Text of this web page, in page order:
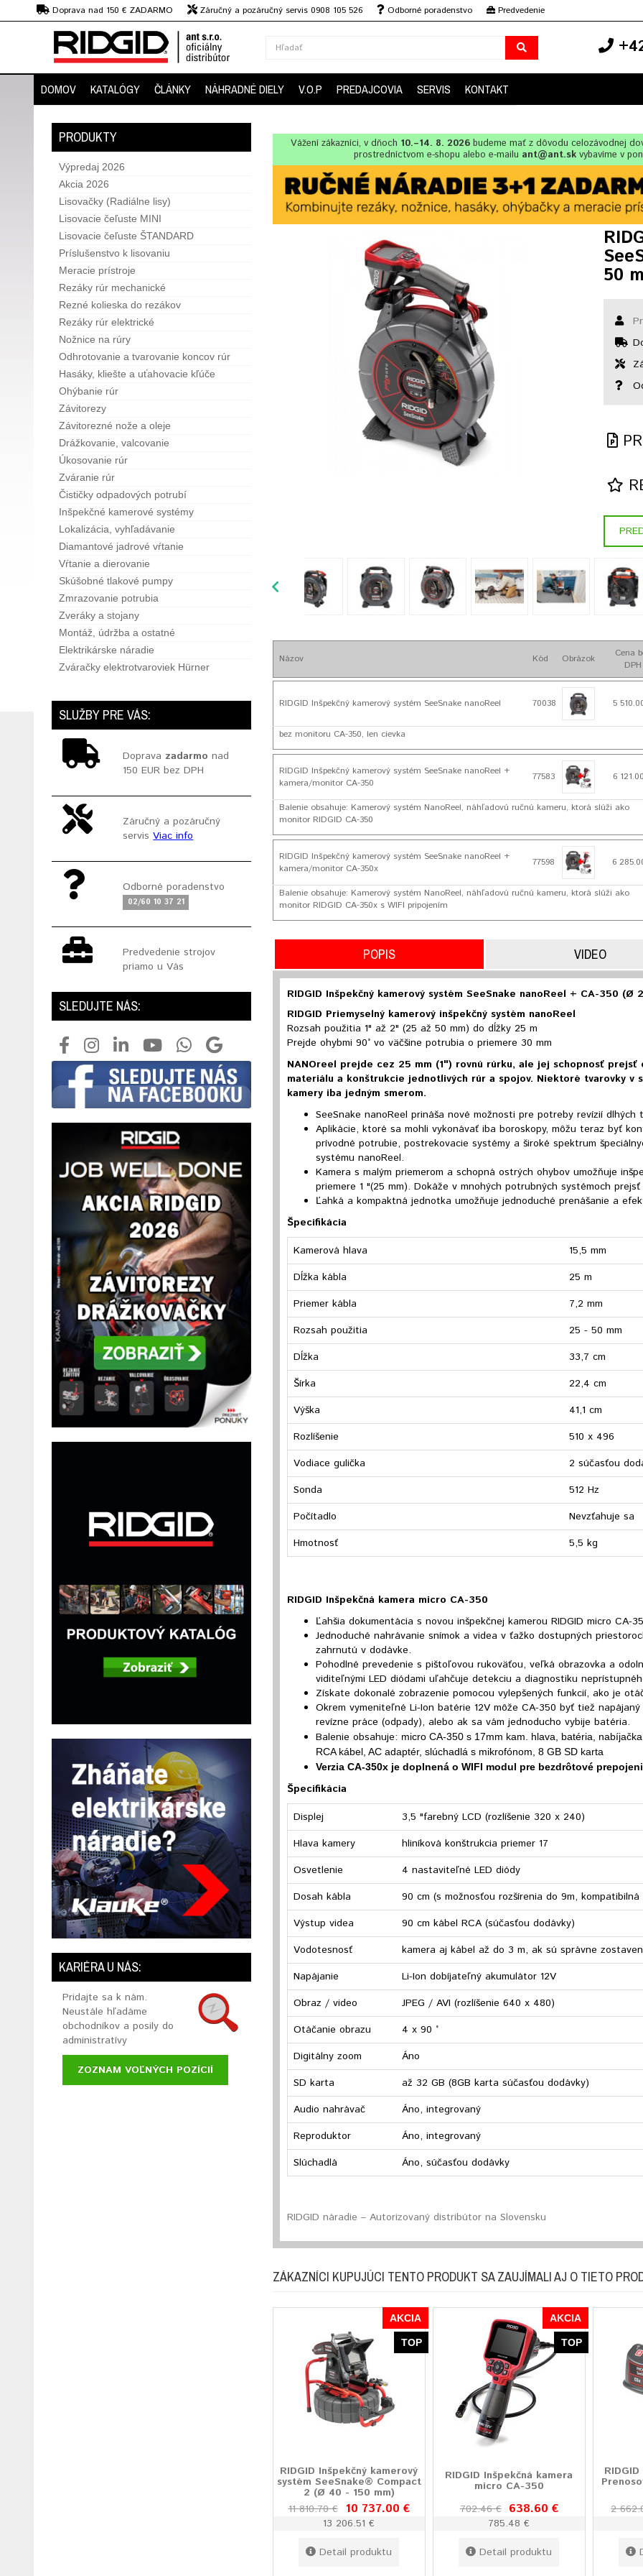
Doprava nad 150 € ZADARMO Záručný a pozáručný servis 0908 105 526 Odborné poradenstvo
Predvedenie
strojov
DOMOV KATALÓGY ČLÁNKY NÁHRADNÉ DIELY V.O.P PREDAJCOVIA SERVIS KONTAKT
PRODUKTY
Výpredaj 2026
Akcia 2026
Lisovačky (Radiálne lisy)
Lisovacie čeľuste MINI
Lisovacie čeľuste ŠTANDARD
Príslušenstvo k lisovaniu
Meracie prístroje
Rezáky rúr mechanické
Rezné kolieska do rezákov
Rezáky rúr elektrické
Nožnice na rúry
Odhrotovanie a tvarovanie koncov rúr
Hasáky, kliešte a uťahovacie kľúče
Ohýbanie rúr
Závitorezy
Závitorezné nože a oleje
Drážkovanie, valcovanie
Úkosovanie rúr
Zváranie rúr
Čističky odpadových potrubí
Inšpekčné kamerové systémy
Lokalizácia, vyhľadávanie
Diamantové jadrové vŕtanie
Vŕtanie a dierovanie
Skúšobné tlakové pumpy
Zmrazovanie potrubia
Zveráky a stojany
Montáž, údržba a ostatné
Elektrikárske náradie
Zváračky elektrotvaroviek Hürner
SLUŽBY PRE VÁS:
Doprava zadarmo nad
150 EUR bez DPH
Záručný a pozáručný
servisViac info
Odborné poradenstvo
02/60 10 37 21
Predvedenie strojov
priamo u Vás
SLEDUJTE NÁS:
KARIÉRA U NÁS:
Pridajte sa k nám.
Neustále hľadáme
obchodníkov a posily do
administratívy
ZOZNAM VOĽNÝCH POZÍCIÍ
Vážení zákazníci, v dňoch 10.–14. 8. 2026budeme mať z dôvodu celozávodnej
prostredníctvom e-shopu alebo e-mailu ant@ant.sk vybavíme v
50
Názov Kód Obrázok
Cena
DPH
RIDGID Inšpekčný kamerový systém SeeSnake nanoReel 70038 5
bez monitoru CA-350, len cievka
RIDGID Inšpekčný kamerový systém SeeSnake nanoReel +
kamera/monitor CA-350
77583 6
Balenie obsahuje: Kamerový systém NanoReel, náhľadovú ručnú kameru, ktorá slúži ako
monitor RIDGID CA-350
RIDGID Inšpekčný kamerový systém SeeSnake nanoReel +
kamera/monitor CA-350x
77598 6
Balenie obsahuje: Kamerový systém NanoReel, náhľadovú ručnú kameru, ktorá slúži ako
monitor RIDGID CA-350x s WIFI pripojením
POPIS VIDEO
RIDGID Inšpekčný kamerový systém SeeSnake nanoReel + CA-350 (Ø
RIDGID Priemyselný kamerový inšpekčný systém nanoReel
Rozsah použitia 1" až 2" (25 až 50 mm) do dĺžky 25 m
Prejde ohybmi 90° vo väčšine potrubia o priemere 30 mm
NANOreel prejde cez 25 mm (1") rovnú rúrku, ale jej schopnosť
materiálu a konštrukcie jednotlivých rúr a spojov. Niektoré tvarovky v
kamery iba jedným smerom.
SeeSnake nanoReel prináša nové možnosti pre potreby revízií dlhých
Aplikácie, ktoré sa mohli vykonávať iba boroskopy, môžu teraz byť
prívodné potrubie, postrekovacie systémy a široké spektrum
systému nanoReel.
Kamera s malým priemerom a schopná ostrých ohybov umožňuje
priemere 1 "(25 mm). Dokáže v mnohých potrubných systémoch
Ľahká a kompaktná jednotka umožňuje jednoduché prenášanie a
Špecifikácia
Kamerová hlava
15,5 mm
Dĺžka kábla
25 m
Priemer kábla
7,2 mm
Rozsah použitia
25 - 50 mm
Dĺžka
33,7 cm
Šírka
22,4 cm
Výška
41,1 cm
Rozlíšenie
510 x 496
Vodiace gulička
2 súčasťou
Sonda
512 Hz
Počítadlo
Nevzťahuje sa
Hmotnosť
5,5 kg
RIDGID Inšpekčná kamera micro CA-350
Ľahšia dokumentácia s novou inšpekčnej kamerou RIDGID micro CA-
Jednoduché nahrávanie snímok a videa v ťažko dostupných
zahrnutú v dodávke.
Pohodlné prevedenie s pištoľovou rukoväťou, veľká obrazovka a
viditeľnými LED diódami uľahčuje detekciu a diagnostiku
Získate dokonalé zobrazenie pomocou vylepšených funkcií, ako je
Okrem vymeniteľné Li-Ion batérie 12V môže CA-350 byť tiež
revízne práce (odpady), alebo ak sa vám jednoducho vybije batéria.
Balenie obsahuje: micro CA-350 s 17mm kam. hlava, batéria,
RCA kábel, AC adaptér, slúchadlá s mikrofónom, 8 GB SD karta
Verzia CA-350x je doplnená o WIFI modul pre bezdrôtové
Špecifikácia
Displej
3,5 "farebný LCD (rozlíšenie 320 x 240)
Hlava kamery
hliníková konštrukcia priemer 17
Osvetlenie
4 nastaviteľné LED diódy
Dosah kábla
90 cm (s možnosťou rozšírenia do 9m,
Výstup videa
90 cm kábel RCA (súčasťou dodávky)
Vodotesnosť
kamera aj kábel až do 3 m, ak sú správne
Napájanie
Li-Ion dobíjateľný akumulátor 12V
Obraz / video
JPEG / AVI (rozlíšenie 640 x 480)
Otáčanie obrazu
4 x 90 ˚
Digitálny zoom
Áno
SD karta
až 32 GB (8GB karta súčasťou dodávky)
Audio nahrávač
Áno, integrovaný
Reproduktor
Áno, integrovaný
Slúchadlá
Áno, súčasťou dodávky
RIDGID náradie – Autorizovaný distribútor na Slovensku
ZÁKAZNÍCI KUPUJÚCI TENTO PRODUKT SA ZAUJÍMALI AJ O TIETO
AKCIA
TOP
RIDGID Inšpekčný kamerový
systém SeeSnake® Compact
2 (Ø 40 - 150 mm)
11 810.70 € 10 737.00 €
13 206.51 €
Detail produktu
AKCIA
TOP
RIDGID Inšpekčná kamera
micro CA-350
702.46 € 638.60 €
785.48 €
Detail produktu
2